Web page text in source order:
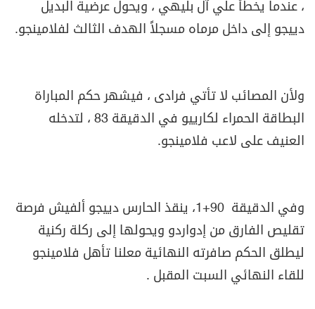
، عندما يخطأ علي آل بليهي ، ويحول عرضية البديل
دييجو إلى داخل مرماه مسجلاً الهدف الثالث لفلامينجو.
ولأن المصائب لا تأتي فرادى ، فيشهر حكم المباراة
البطاقة الحمراء لكارييو في الدقيقة 83 ، لتدخله
العنيف على لاعب فلامينجو.
وفي الدقيقة 90+1، ينقذ الحارس دييجو ألفيش فرصة
تقليص الفارق من إدواردو ويحولها إلى ركلة ركنية
ليطلق الحكم صافرته النهائية معلنا تأهل فلامينجو
للقاء النهائي السبت المقبل .